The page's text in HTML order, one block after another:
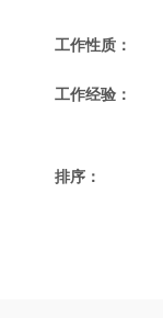
工作性质：
工作经验：
排序：